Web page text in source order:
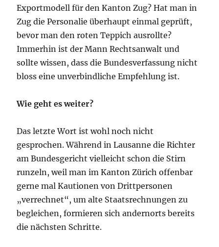
Exportmodell für den Kanton Zug? Hat man in
Zug die Personalie überhaupt einmal geprüft,
bevor man den roten Teppich ausrollte?
Immerhin ist der Mann Rechtsanwalt und
sollte wissen, dass die Bundesverfassung nicht
bloss eine unverbindliche Empfehlung ist.
Wie geht es weiter?
Das letzte Wort ist wohl noch nicht
gesprochen. Während in Lausanne die Richter
am Bundesgericht vielleicht schon die Stirn
runzeln, weil man im Kanton Zürich offenbar
gerne mal Kautionen von Drittpersonen
„verrechnet“, um alte Staatsrechnungen zu
begleichen, formieren sich andernorts bereits
die nächsten Schritte.